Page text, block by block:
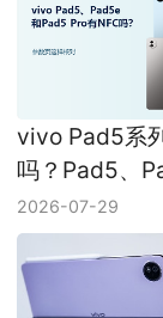
vivo Pad5系
吗？Pad5、
Pad5 Pro参数
2026-07-29